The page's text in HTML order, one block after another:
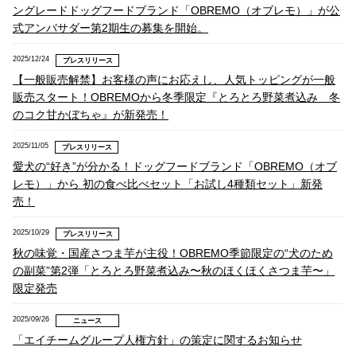
ングレードドッグフードブランド「OBREMO（オブレモ）」が公
式アンバサダー第2期生の募集を開始。
2025/12/24 プレスリリース
【一般販売解禁】お客様の声にお応えし、人気トッピングが一般
販売スタート！OBREMOから冬季限定『とろとろ野菜煮込み 冬
のコク甘かぼちゃ』が新発売！
2025/11/05 プレスリリース
愛犬の“好き”が分かる！ドッグフードブランド「OBREMO（オブ
レモ）」から 初の食べ比べセット「お試し4種類セット」新発
売！
2025/10/29 プレスリリース
秋の味覚・国産さつま芋が主役！OBREMO季節限定の“犬のため
の副菜”第2弾「とろとろ野菜煮込み〜秋のほくほくさつま芋〜」
限定発売
2025/09/26 ニュース
「エイチームグループ人権方針」の策定に関するお知らせ